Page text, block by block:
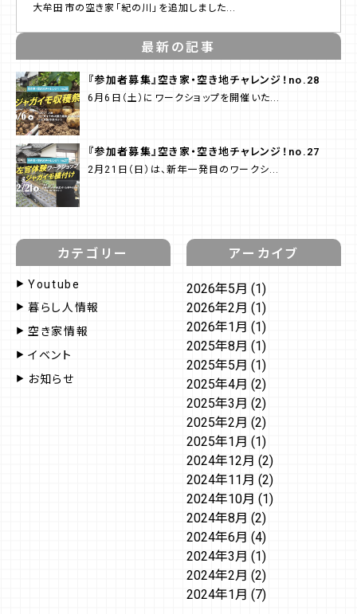
大牟田市の空き家「紀の川」を追加しました...
最新の記事
『参加者募集』空き家・空き地チャレンジ！no.28
6月6日（土）にワークショップを開催いた...
『参加者募集』空き家・空き地チャレンジ！no.27
2月21日（日）は、新年一発目のワークシ...
カテゴリー
Youtube
暮らし人情報
空き家情報
イベント
お知らせ
アーカイブ
2026年5月 (1)
2026年2月 (1)
2026年1月 (1)
2025年8月 (1)
2025年5月 (1)
2025年4月 (2)
2025年3月 (2)
2025年2月 (2)
2025年1月 (1)
2024年12月 (2)
2024年11月 (2)
2024年10月 (1)
2024年8月 (2)
2024年6月 (4)
2024年3月 (1)
2024年2月 (2)
2024年1月 (7)